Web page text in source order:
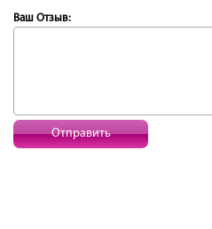
Ваш Отзыв:
Отправить